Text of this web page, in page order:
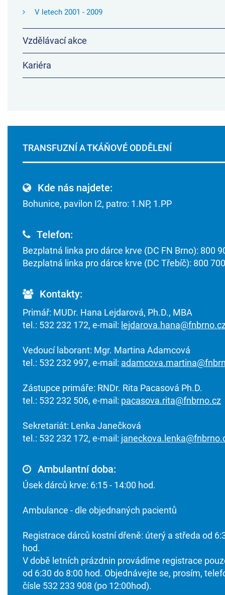
V letech 2001 - 2009
Vzdělávací akce
Kariéra
TRANSFUZNÍ A TKÁŇOVÉ ODDĚLENÍ
Kde nás najdete:
Bohunice, pavilon I2, patro: 1.NP, 1.PP
Telefon:
Bezplatná linka pro dárce krve (DC FN Brno): 800
Bezplatná linka pro dárce krve (DC Třebíč): 800
Kontakty:
Primář: MUDr. Hana Lejdarová, Ph.D., MBA
tel.: 532 232 172, e-mail:
Vedoucí laborant: Mgr. Martina Adamcová
tel.: 532 232 997, e-mail:
Zástupce primáře: RNDr. Rita Pacasová Ph.D.
tel.: 532 232 506, e-mail: pacasova.rita@fnbrno.cz
Sekretariát: Lenka Janečková
tel.: 532 232 172, e-mail:
Ambulantní doba:
Úsek dárců krve: 6:15 - 14:00 hod.
Ambulance - dle objednaných pacientů
Registrace dárců kostní dřeně: úterý a středa od
hod.
V době letních prázdnin provádíme registrace
od 6:30 do 8:00 hod. Objednávejte se, prosím,
čísle 532 233 908 (po 12:00hod).